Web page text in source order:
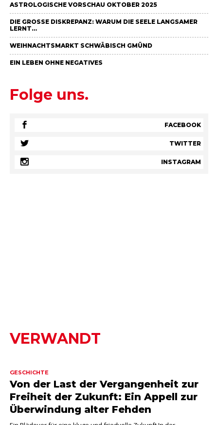
ASTROLOGISCHE VORSCHAU OKTOBER 2025
DIE GROSSE DISKREPANZ: WARUM DIE SEELE LANGSAMER L
ERNT…
WEIHNACHTSMARKT SCHWÄBISCH GMÜND
EIN LEBEN OHNE NEGATIVES
Folge uns.
FACEBOOK
TWITTER
INSTAGRAM
VERWANDT
GESCHICHTE
Von der Last der Vergangenheit zur
Freiheit der Zukunft: Ein Appell zur
Überwindung alter Fehden